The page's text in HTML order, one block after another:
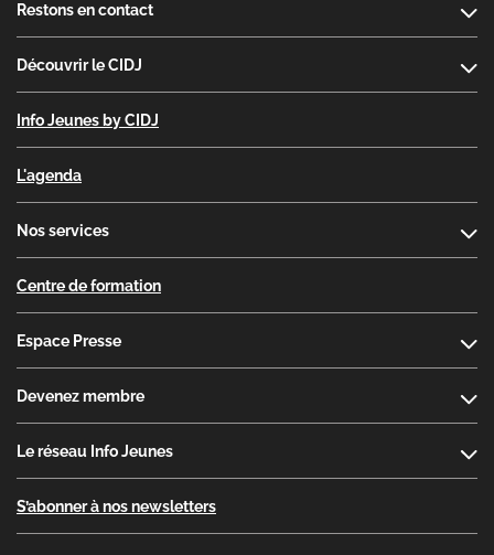
Restons en contact
Découvrir le CIDJ
Info Jeunes by CIDJ
L'agenda
Nos services
Centre de formation
Espace Presse
Devenez membre
Le réseau Info Jeunes
S’abonner à nos newsletters